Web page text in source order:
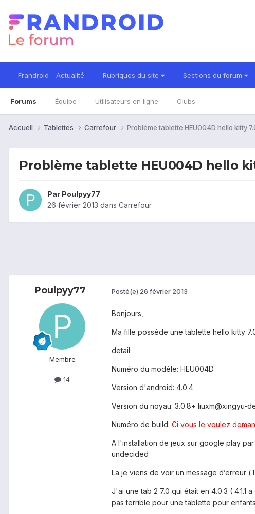
Frandroid - Actualité Rubriques du site Sections du forum
Forums Équipe Utilisateurs en ligne Clubs
Accueil Tablettes Carrefour Problème tablette HEU004D hello kitty
Problème tablette HEU004D hello
Par Poulpyy77
26 février 2013 dans Carrefour
Poulpyy77
Membre
14
Posté(e) 26 février 2013
Bonjours,
Ma fille possède une tablette hello kitty
detail:
Numéro du modèle: HEU004D
Version d'android: 4.0.4
Version du noyau: 3.0.8+ liuxm@xingyu-
Numéro de build: Ci vous le voulez
A l'installation de jeux sur google play
undecided
La je viens de voir un message d’erreur
J'ai une tab 2 7.0 qui était en 4.0.3 (
pas terrible pour une tablette pour